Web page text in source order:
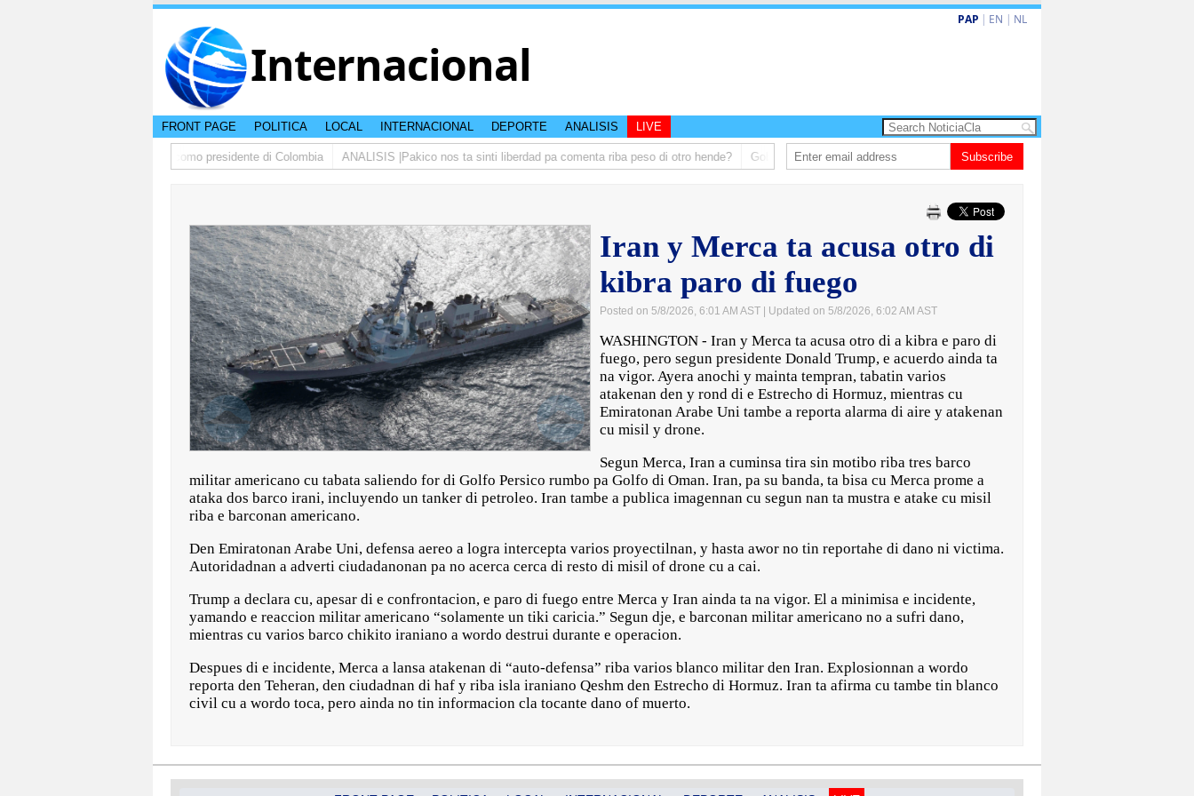
Internacional
PAP | EN | NL
FRONT PAGE POLITICA LOCAL INTERNACIONAL DEPORTE ANALISIS LIVE
de la Espriella a huramenta como presidente di Colombia ANALISIS |Pakico nos ta sinti liberdad pa comenta riba peso di otro hende? Gobierno ta amplia ayudo financiero pa famianan cu menos recurso
Subscribe
Iran y Merca ta acusa otro di
kibra paro di fuego
Posted on 5/8/2026, 6:01 AM AST | Updated on 5/8/2026, 6:02 AM AST
WASHINGTON - Iran y Merca ta acusa otro di a kibra e paro di
fuego, pero segun presidente Donald Trump, e acuerdo ainda ta
na vigor. Ayera anochi y mainta tempran, tabatin varios
atakenan den y rond di e Estrecho di Hormuz, mientras cu
Emiratonan Arabe Uni tambe a reporta alarma di aire y atakenan
cu misil y drone.
Segun Merca, Iran a cuminsa tira sin motibo riba tres barco
militar americano cu tabata saliendo for di Golfo Persico rumbo pa Golfo di Oman. Iran, pa su banda, ta bisa cu Merca prome a
ataka dos barco irani, incluyendo un tanker di petroleo. Iran tambe a publica imagennan cu segun nan ta mustra e atake cu misil
riba e barconan americano.
Den Emiratonan Arabe Uni, defensa aereo a logra intercepta varios proyectilnan, y hasta awor no tin reportahe di dano ni victima.
Autoridadnan a adverti ciudadanonan pa no acerca cerca di resto di misil of drone cu a cai.
Trump a declara cu, apesar di e confrontacion, e paro di fuego entre Merca y Iran ainda ta na vigor. El a minimisa e incidente,
yamando e reaccion militar americano “solamente un tiki caricia.” Segun dje, e barconan militar americano no a sufri dano,
mientras cu varios barco chikito iraniano a wordo destrui durante e operacion.
Despues di e incidente, Merca a lansa atakenan di “auto-defensa” riba varios blanco militar den Iran. Explosionnan a wordo
reporta den Teheran, den ciudadnan di haf y riba isla iraniano Qeshm den Estrecho di Hormuz. Iran ta afirma cu tambe tin blanco
civil cu a wordo toca, pero ainda no tin informacion cla tocante dano of muerto.